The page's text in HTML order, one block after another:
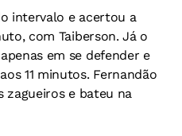
intervalo e acertou a
com Taiberson. Já o
em se defender e
11 minutos. Fernandão
zagueiros e bateu na